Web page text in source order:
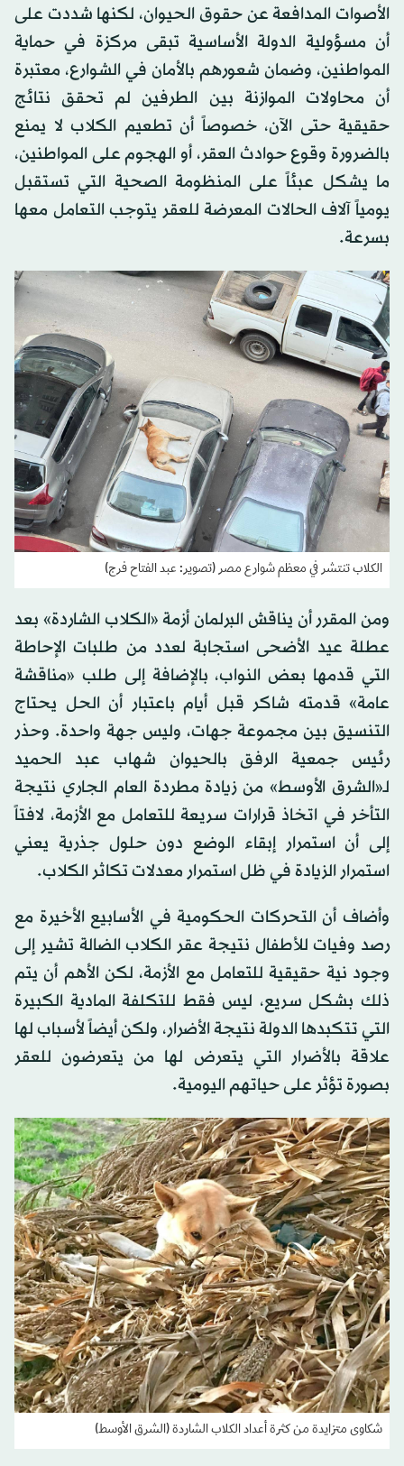
الأصوات المدافعة عن حقوق الحيوان، لكنها شددت على
أن مسؤولية الدولة الأساسية تبقى مركزة في حماية
المواطنين، وضمان شعورهم بالأمان في الشوارع، معتبرة
أن محاولات الموازنة بين الطرفين لم تحقق نتائج
حقيقية حتى الآن، خصوصاً أن تطعيم الكلاب لا يمنع
بالضرورة وقوع حوادث العقر، أو الهجوم على المواطنين،
ما يشكل عبئاً على المنظومة الصحية التي تستقبل
يومياً آلاف الحالات المعرضة للعقر يتوجب التعامل معها
بسرعة.
الكلاب تنتشر في معظم شوارع مصر (تصوير: عبد الفتاح فرج)
ومن المقرر أن يناقش البرلمان أزمة «الكلاب الشاردة» بعد
عطلة عيد الأضحى استجابة لعدد من طلبات الإحاطة
التي قدمها بعض النواب، بالإضافة إلى طلب «مناقشة
عامة» قدمته شاكر قبل أيام باعتبار أن الحل يحتاج
التنسيق بين مجموعة جهات، وليس جهة واحدة. وحذر
رئيس جمعية الرفق بالحيوان شهاب عبد الحميد
لـ«الشرق الأوسط» من زيادة مطردة العام الجاري نتيجة
التأخر في اتخاذ قرارات سريعة للتعامل مع الأزمة، لافتاً
إلى أن استمرار إبقاء الوضع دون حلول جذرية يعني
استمرار الزيادة في ظل استمرار معدلات تكاثر الكلاب.
وأضاف أن التحركات الحكومية في الأسابيع الأخيرة مع
رصد وفيات للأطفال نتيجة عقر الكلاب الضالة تشير إلى
وجود نية حقيقية للتعامل مع الأزمة، لكن الأهم أن يتم
ذلك بشكل سريع، ليس فقط للتكلفة المادية الكبيرة
التي تتكبدها الدولة نتيجة الأضرار، ولكن أيضاً لأسباب لها
علاقة بالأضرار التي يتعرض لها من يتعرضون للعقر
بصورة تؤثر على حياتهم اليومية.
شكاوى متزايدة من كثرة أعداد الكلاب الشاردة (الشرق الأوسط)